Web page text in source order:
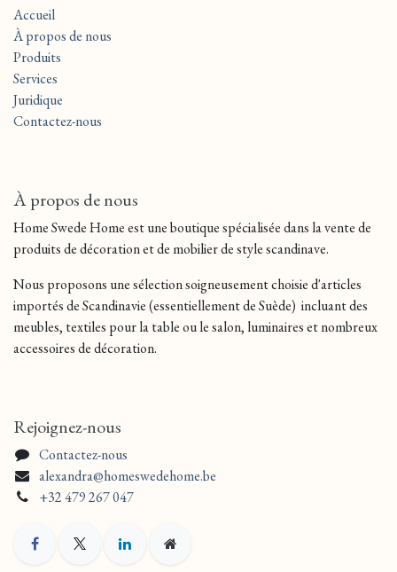
Accueil
À propos de nous
Produits
Services
Juridique
Contactez-nous
À propos de nous
Home Swede Home est une boutique spécialisée dans la vente de
produits de décoration et de mobilier de style scandinave.
Nous proposons une sélection soigneusement choisie d'articles
importés de Scandinavie (essentiellement de Suède) incluant des
meubles, textiles pour la table ou le salon, luminaires et nombreux
accessoires de décoration.
Rejoignez-nous
Contactez-nous
alexandra@homeswedehome.be
+32 479 267 047